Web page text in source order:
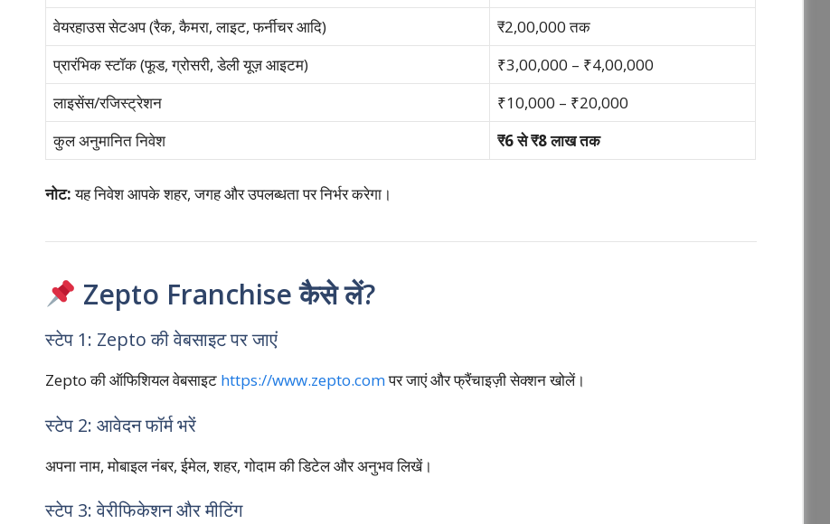
वेयरहाउस सेटअप (रैक, कैमरा, लाइट, फर्नीचर आदि)
₹2,00,000 तक
प्रारंभिक स्टॉक (फूड, ग्रोसरी, डेली यूज़ आइटम)
₹3,00,000 – ₹4,00,000
लाइसेंस/रजिस्ट्रेशन
₹10,000 – ₹20,000
कुल अनुमानित निवेश
₹6 से ₹8 लाख तक
नोट:यह निवेश आपके शहर, जगह और उपलब्धता पर निर्भर करेगा।
Zepto Franchise कैसे लें?
स्टेप 1: Zepto की वेबसाइट पर जाएं
Zepto की ऑफिशियल वेबसाइट https://www.zepto.comपर जाएं और फ्रैंचाइज़ी सेक्शन खोलें।
स्टेप 2: आवेदन फॉर्म भरें
अपना नाम, मोबाइल नंबर, ईमेल, शहर, गोदाम की डिटेल और अनुभव लिखें।
स्टेप 3: वेरीफिकेशन और मीटिंग